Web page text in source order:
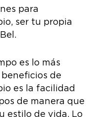
para
ser tu propia
es lo más
de
es la facilidad
de manera que
estilo de vida. Lo